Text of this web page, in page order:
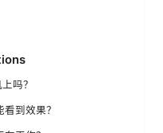
吗？
到效果？